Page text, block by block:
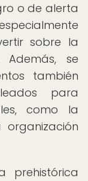
o de alerta
sobre la
Además, se
también
para
como la